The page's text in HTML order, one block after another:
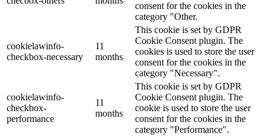
consent for the cookies in the
category "Other.
cookielawinfo-
checkbox-necessary
11
months
This cookie is set by GDPR
Cookie Consent plugin. The
cookies is used to store the user
consent for the cookies in the
category "Necessary".
cookielawinfo-
checkbox-
performance
11
months
This cookie is set by GDPR
Cookie Consent plugin. The
cookie is used to store the user
consent for the cookies in the
category "Performance".